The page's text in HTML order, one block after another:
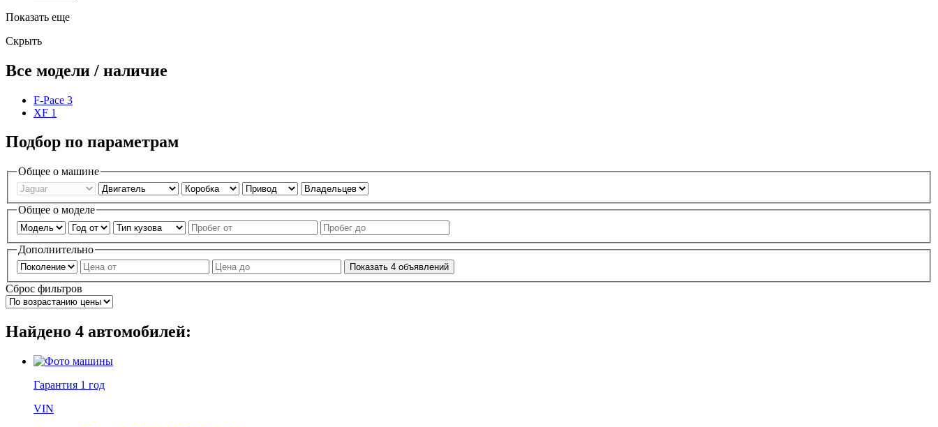
Показать еще
Скрыть
Все модели / наличие
F-Pace 3
XF 1
Подбор по параметрам
Общее о машине
Общее о моделе
Дополнительно
Показать 4 объявлений
Сброс фильтров
Найдено 4 автомобилей:
Гарантия 1 год
VIN